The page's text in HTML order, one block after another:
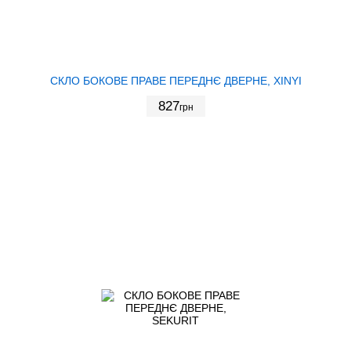
СКЛО БОКОВЕ ПРАВЕ ПЕРЕДНЄ ДВЕРНЕ, XINYI
827грн